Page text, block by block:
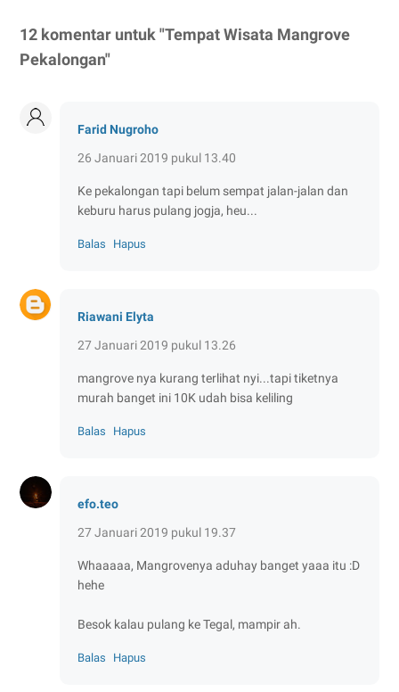
12 komentar untuk "Tempat Wisata Mangrove
Pekalongan"
Farid Nugroho
26 Januari 2019 pukul 13.40
Ke pekalongan tapi belum sempat jalan-jalan dan
keburu harus pulang jogja, heu...
Balas Hapus
Riawani Elyta
27 Januari 2019 pukul 13.26
mangrove nya kurang terlihat nyi...tapi tiketnya
murah banget ini 10K udah bisa keliling
Balas Hapus
efo.teo
27 Januari 2019 pukul 19.37
Whaaaaa, Mangrovenya aduhay banget yaaa itu :D
hehe
Besok kalau pulang ke Tegal, mampir ah.
Balas Hapus